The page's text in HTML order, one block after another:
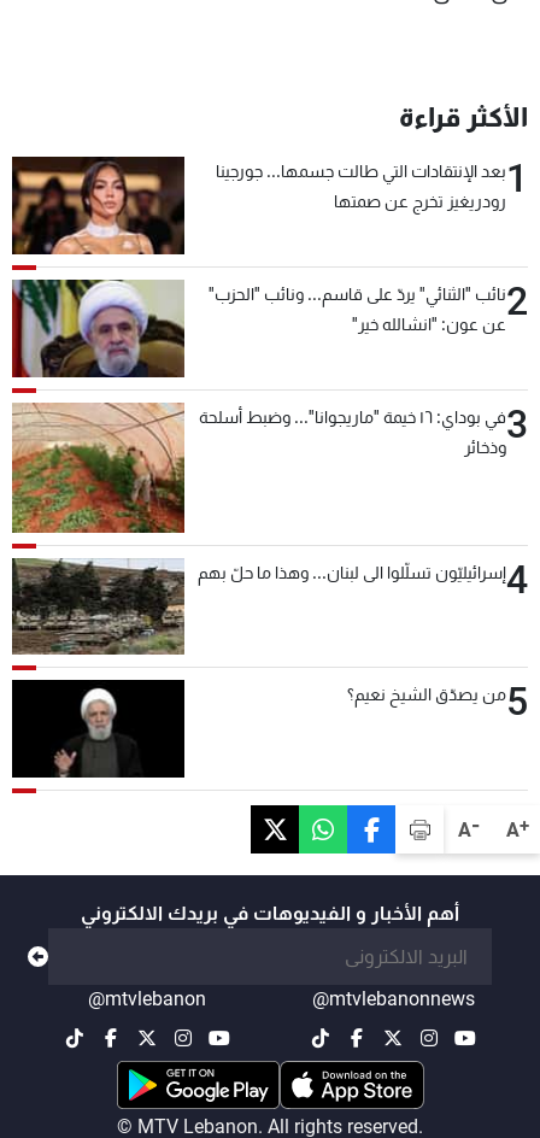
A+
A-
الأكثر قراءة
1بعد الإنتقادات التي طالت جسمها... جورجينا
رودريغيز تخرج عن صمتها
2نائب "الثنائي" يردّ على قاسم... ونائب "الحزب"
عن عون: "انشالله خير"
3
في بوداي: ١٦ خيمة "ماريجوانا"... وضبط أسلحة
وذخائر
4إسرائيليّون تسلّلوا الى لبنان... وهذا ما حلّ بهم
5من يصدّق الشيخ نعيم؟
أهم الأخبار و الفيديوهات في بريدك الالكتروني
@mtvlebanonnews
@mtvlebanon
© MTV Lebanon. All rights reserved.